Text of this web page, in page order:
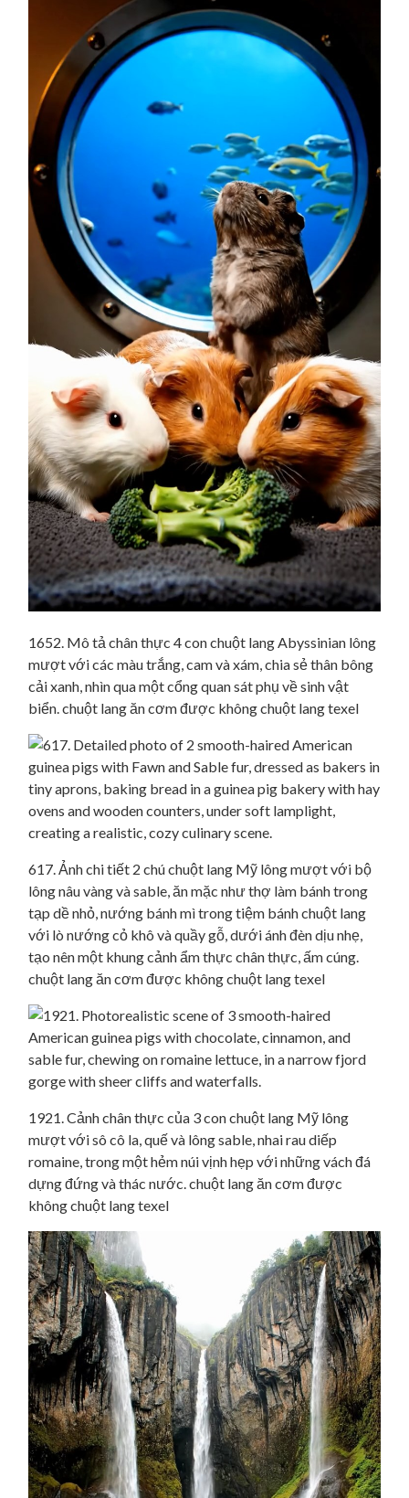
1652. Mô tả chân thực 4 con chuột lang Abyssinian lông
mượt với các màu trắng, cam và xám, chia sẻ thân bông
cải xanh, nhìn qua một cổng quan sát phụ về sinh vật
biển. chuột lang ăn cơm được không chuột lang texel
617. Ảnh chi tiết 2 chú chuột lang Mỹ lông mượt với bộ
lông nâu vàng và sable, ăn mặc như thợ làm bánh trong
tạp dề nhỏ, nướng bánh mì trong tiệm bánh chuột lang
với lò nướng cỏ khô và quầy gỗ, dưới ánh đèn dịu nhẹ,
tạo nên một khung cảnh ẩm thực chân thực, ấm cúng.
chuột lang ăn cơm được không chuột lang texel
1921. Cảnh chân thực của 3 con chuột lang Mỹ lông
mượt với sô cô la, quế và lông sable, nhai rau diếp
romaine, trong một hẻm núi vịnh hẹp với những vách đá
dựng đứng và thác nước. chuột lang ăn cơm được
không chuột lang texel